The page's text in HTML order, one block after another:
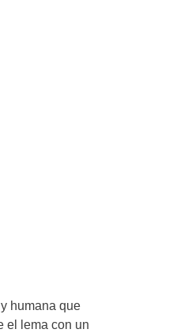
humana que
el lema con un